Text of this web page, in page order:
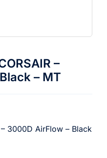
–
– MT
3000D AirFlow – Black